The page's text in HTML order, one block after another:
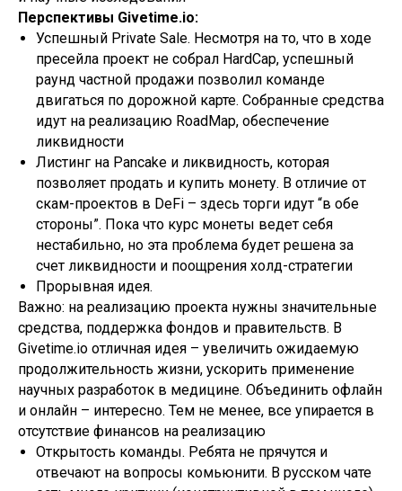
Перспективы Givetime.io:
Успешный Private Sale. Несмотря на то, что в ходе
пресейла проект не собрал HardCap, успешный
раунд частной продажи позволил команде
двигаться по дорожной карте. Собранные средства
идут на реализацию RoadMap, обеспечение
ликвидности
Листинг на Pancake и ликвидность, которая
позволяет продать и купить монету. В отличие от
скам-проектов в DeFi – здесь торги идут “в обе
стороны”. Пока что курс монеты ведет себя
нестабильно, но эта проблема будет решена за
счет ликвидности и поощрения холд-стратегии
Прорывная идея.
Важно: на реализацию проекта нужны значительные
средства, поддержка фондов и правительств. В
Givetime.io отличная идея – увеличить ожидаемую
продолжительность жизни, ускорить применение
научных разработок в медицине. Объединить офлайн
и онлайн – интересно. Тем не менее, все упирается в
отсутствие финансов на реализацию
Открытость команды. Ребята не прячутся и
отвечают на вопросы комьюнити. В русском чате